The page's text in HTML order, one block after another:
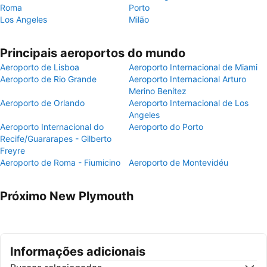
Roma
Porto
Los Angeles
Milão
Principais aeroportos do mundo
Aeroporto de Lisboa
Aeroporto Internacional de Miami
Aeroporto de Rio Grande
Aeroporto Internacional Arturo
Merino Benítez
Aeroporto de Orlando
Aeroporto Internacional de Los
Angeles
Aeroporto Internacional do
Recife/Guararapes - Gilberto
Freyre
Aeroporto do Porto
Aeroporto de Roma - Fiumicino Aeroporto de Montevidéu
Próximo New Plymouth
Informações adicionais